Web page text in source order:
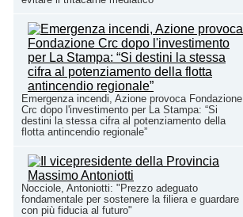
Emergenza incendi, Azione provoca Fondazione
Crc dopo l'investimento per La Stampa: “Si
destini la stessa cifra al potenziamento della
flotta antincendio regionale”
Nocciole, Antoniotti: "Prezzo adeguato
fondamentale per sostenere la filiera e guardare
con più fiducia al futuro"